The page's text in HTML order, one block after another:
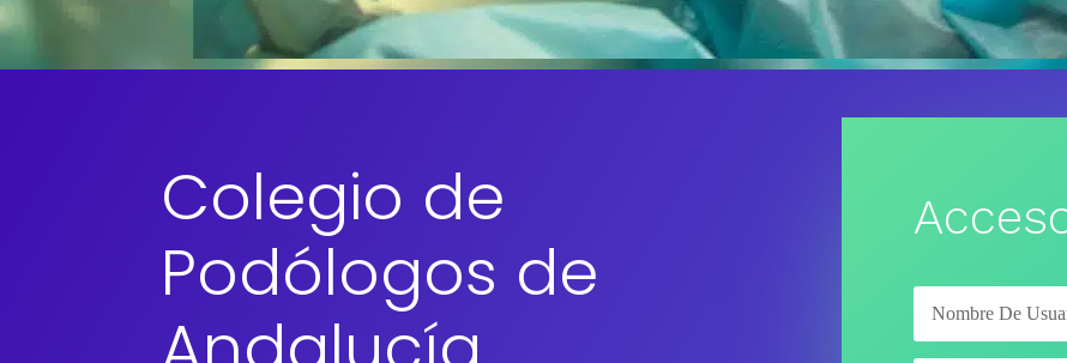
Colegio de
Podólogos de